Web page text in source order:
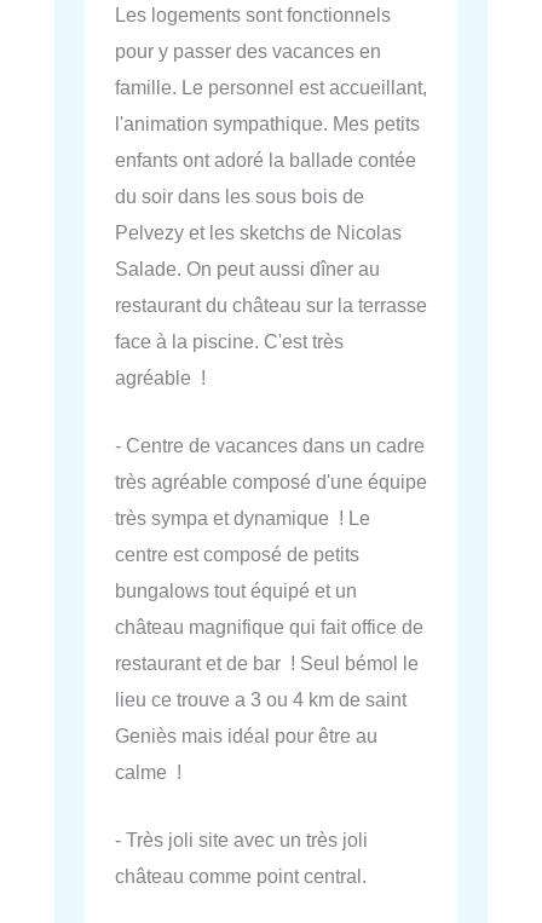
Les logements sont fonctionnels
pour y passer des vacances en
famille. Le personnel est accueillant,
l'animation sympathique. Mes petits
enfants ont adoré la ballade contée
du soir dans les sous bois de
Pelvezy et les sketchs de Nicolas
Salade. On peut aussi dîner au
restaurant du château sur la terrasse
face à la piscine. C'est très
agréable !
- Centre de vacances dans un cadre
très agréable composé d'une équipe
très sympa et dynamique ! Le
centre est composé de petits
bungalows tout équipé et un
château magnifique qui fait office de
restaurant et de bar ! Seul bémol le
lieu ce trouve a 3 ou 4 km de saint
Geniès mais idéal pour être au
calme !
- Très joli site avec un très joli
château comme point central.